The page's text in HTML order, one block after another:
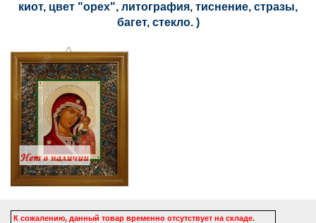
киот, цвет "орех", литография, тиснение, стразы,
багет, стекло. )
К сожалению, данный товар временно отсутствует на складе.